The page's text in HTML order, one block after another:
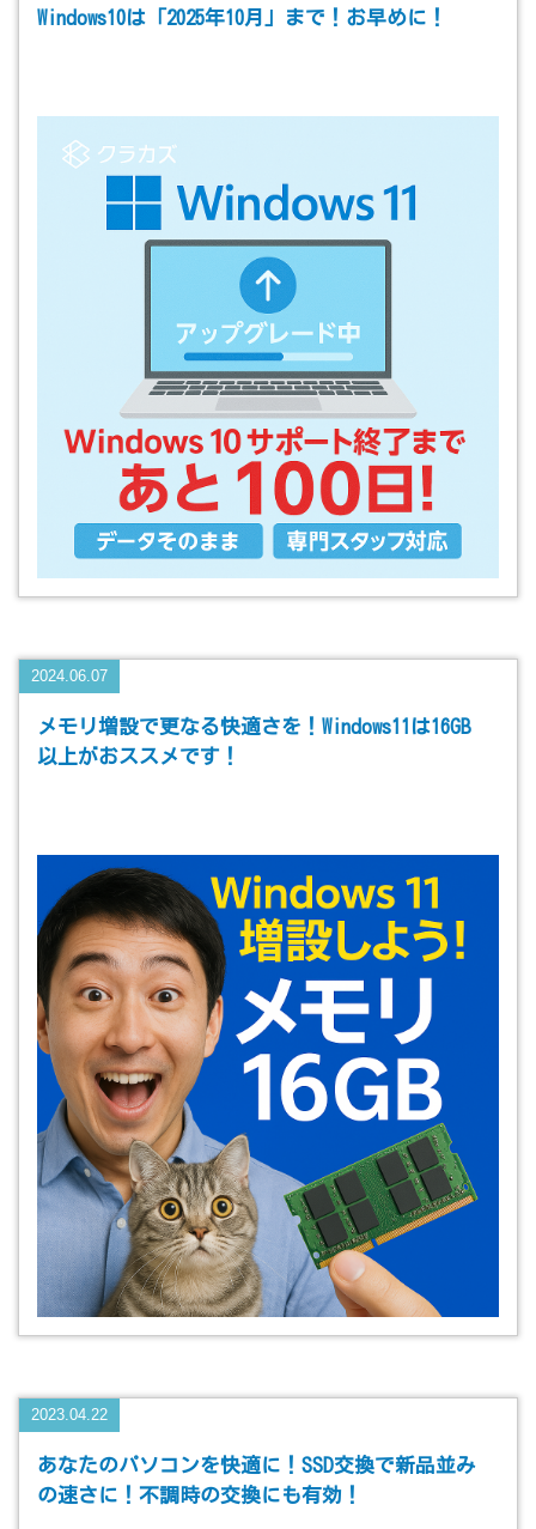
Windows10は「2025年10月」まで！お早めに！
2024.06.07
メモリ増設で更なる快適さを！Windows11は16GB
以上がおススメです！
2023.04.22
あなたのパソコンを快適に！SSD交換で新品並み
の速さに！不調時の交換にも有効！